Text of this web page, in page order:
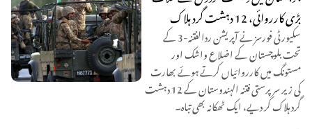
بڑی کارروائی، 12 دہشت گرد ہلاک
سکیورٹی فورسز نے آپریشن ردالفتنہ-3 کے
تحت بلوچستان کے اضلاع واشک اور
مستونگ میں کارروائیاں کرتے ہوئے بھارت
کی زیر سرپرستی فتنہ الہندوستان کے 12 دہشت
گرد ہلاک کر دیے، ایک ٹھکانہ بھی تباہ۔